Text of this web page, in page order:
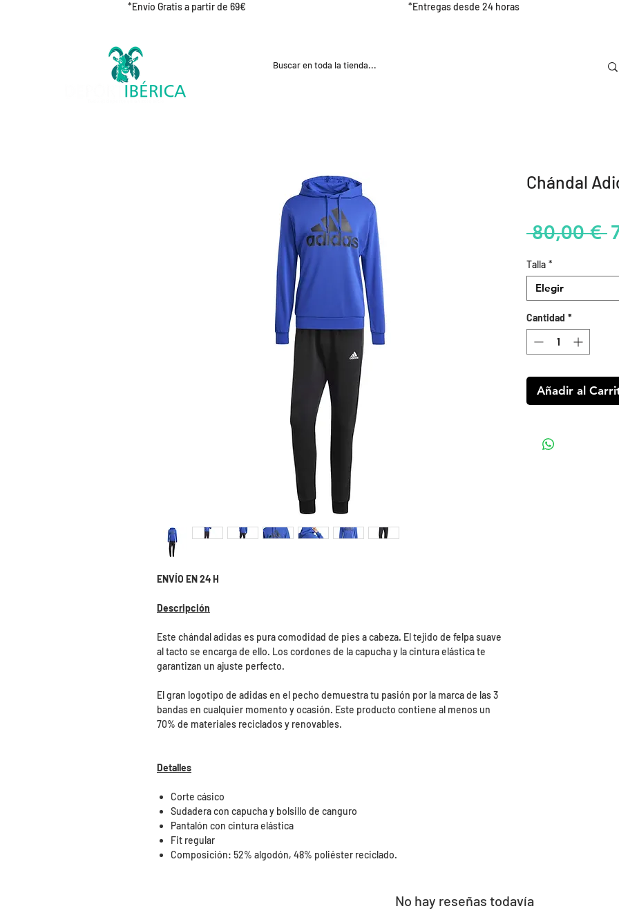
*Envío Gratis a partir de 69€ *Entregas desde 24 horas
ENVÍO EN 24 H
Descripción
Este chándal adidas es pura comodidad de pies a cabeza. El tejido de felpa suave
al tacto se encarga de ello. Los cordones de la capucha y la cintura elástica te
garantizan un ajuste perfecto.
El gran logotipo de adidas en el pecho demuestra tu pasión por la marca de las 3
bandas en cualquier momento y ocasión. Este producto contiene al menos un
70% de materiales reciclados y renovables.
Detalles
Corte cásico
Sudadera con capucha y bolsillo de canguro
Pantalón con cintura elástica
Fit regular
Composición: 52% algodón, 48% poliéster reciclado.
Chándal
80,00 €
Talla *
Elegir
Cantidad *
Añadir al
No hay reseñas todavía